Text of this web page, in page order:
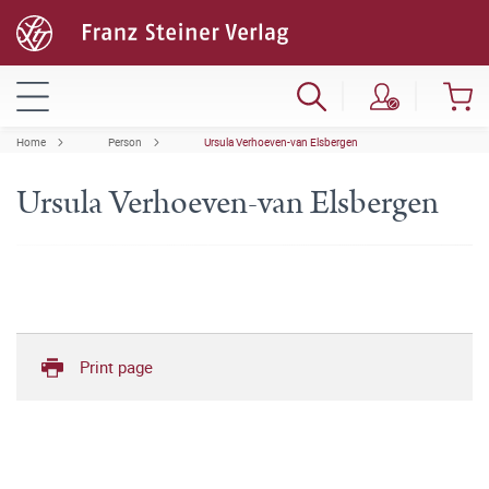
Home Person Ursula Verhoeven-van Elsbergen
Ursula Verhoeven-van Elsbergen
Print page